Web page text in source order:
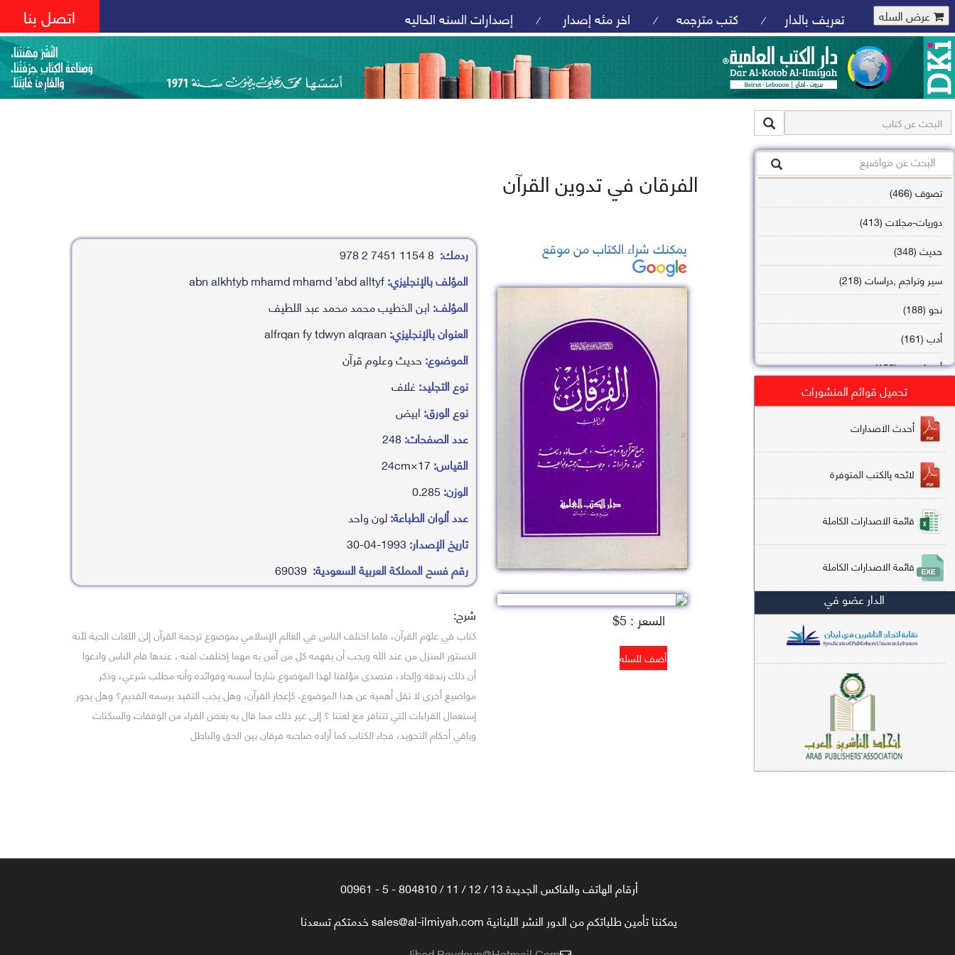
عرض السله تعريف بالدار / كتب مترجمه / اخر مئه إصدار / إصدارات السنه الحاليه اتصل بنا
تصوف (466)
دوريات-مجلات (413)
حديث (348)
سير وتراجم ,دراسات (218)
نحو (188)
أدب (161)
أصول فقه (158)
تاريخ (138)
فقه شافعي (132)
فقه حنفي (113)
فقه مالكي (112)
تفسير قرآن (106)
علم كلام (96)
أخلاق وتصوف (91)
سير وتراجم (90)
معاجم لغوية (89)
سيرة نبوية وتصوف (81)
دراسات إسلامية (75)
شعر (72)
روايات (63)
تحميل قوائم المنشورات
أحدث الاصدارات
لائحه يالكتب المتوفرة
قائمة الاصدارات الكاملة
قائمة الاصدارات الكاملة
الدار عضو في
الفرقان في تدوين القرآن
يمكنك شراء الكتاب من موقع
السعر : 5$
ردمك: 8 1154 7451 2 978
المؤلف بالإنجليزي:abn alkhtyb mhamd mhamd ’abd alltyf
المؤلف:ابن الخطيب محمد محمد عبد اللطيف
العنوان بالإنجليزي:
الموضوع:حديث وعلوم قرآن
نوع التجليد:غلاف
نوع الورق:ابيض
عدد الصفحات:248
القياس:17×24cm
الوزن:
عدد ألوان الطباعة:لون واحد
تاريخ الإصدار:
رقم فسح المملكة العربية السعودية: 69039
شرح:
كتاب في علوم القرآن، فلما اختلف الناس في العالم الإسلامي بموضوع ترجمة القرآن إلى اللغات الحية لأنه
الدستور المنزل من عند الله ويجب أن يفهمه كل من آمن به مهما إختلفت لغته . عندها قام الناس وادعوا
أن ذلك زندقة وإلحاد، فتصدى مؤلفنا لهذا الموضوع شارحا أسسه وفوائده وأنه مطلب شرعي، وذكر
مواضيع أخرى لا تقل أهمية عن هذا الموضوع، كإعجاز القرآن، وهل يجب التقيد برسمه القديم؟ وهل يجوز
إستعمال القراءات التي تتنافر مع لغتنا ؟ إلى غير ذلك مما قال به بعض القراء من الوقفات والسكتات
وباقي أحكام التجويد، فجاء الكتاب كما أراده صاحبه فرقان بين الحق والباطل
أرقام الهاتف والفاكس الجديدة 13 / 12 / 11 / 804810 - 5 - 00961
يمكننا تأمين طلباتكم من الدور النشر اللبنانية sales@al-ilmiyah.com خدمتكم تسعدنا